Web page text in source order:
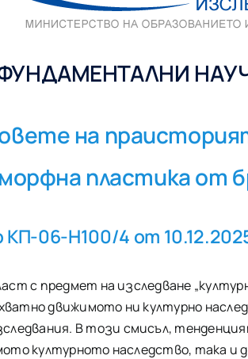
на
пластика от
КП-06-Н100/4 от
с предмет на изследване
движимото ни културно
В този смисъл,
културното наследство, така и